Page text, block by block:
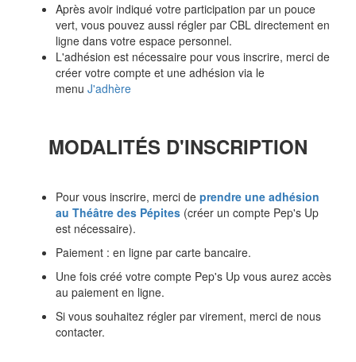
Après avoir indiqué votre participation par un pouce
vert, vous pouvez aussi régler par CBL directement en
ligne dans votre espace personnel.
L'adhésion est nécessaire pour vous inscrire, merci de
créer votre compte et une adhésion via le
menu J'adhère
MODALITÉS D'INSCRIPTION
Pour vous inscrire, merci de prendre une adhésion
au Théâtre des Pépites (créer un compte Pep's Up
est nécessaire).
Paiement : en ligne par carte bancaire.
Une fois créé votre compte Pep's Up vous aurez accès
au paiement en ligne.
Si vous souhaitez régler par virement, merci de nous
contacter.